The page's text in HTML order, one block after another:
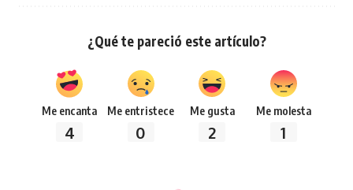
¿Qué te pareció este artículo?
Me encanta
4
Me entristece
0
Me gusta
2
Me molesta
1